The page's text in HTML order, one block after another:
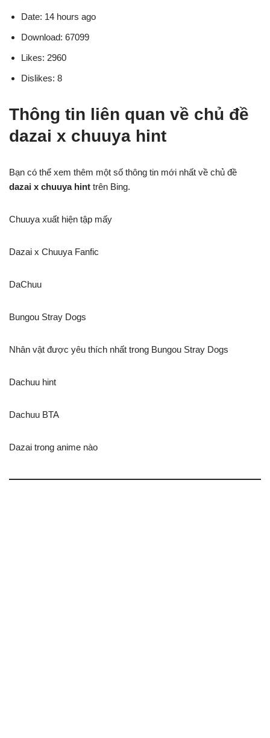
Date: 14 hours ago
Download: 67099
Likes: 2960
Dislikes: 8
Thông tin liên quan về chủ đề
dazai x chuuya hint
Bạn có thể xem thêm một số thông tin mới nhất về chủ đề
dazai x chuuya hint trên Bing.
Chuuya xuất hiện tập mấy
Dazai x Chuuya Fanfic
DaChuu
Bungou Stray Dogs
Nhân vật được yêu thích nhất trong Bungou Stray Dogs
Dachuu hint
Dachuu BTA
Dazai trong anime nào